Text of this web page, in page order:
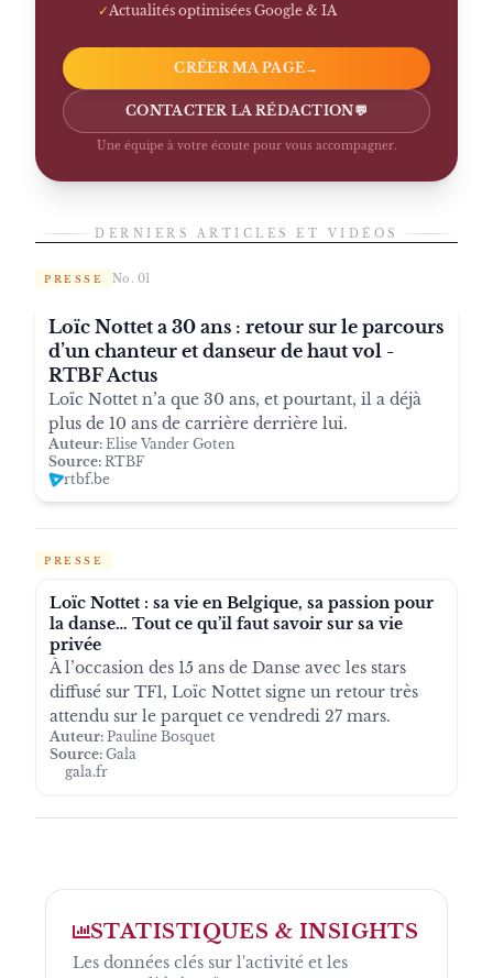
✓ Actualités optimisées Google & IA
CRÉER MA PAGE→
CONTACTER LA RÉDACTION💬
Une équipe à votre écoute pour vous accompagner.
DERNIERS ARTICLES ET VIDÉOS
PRESSE No. 01
Loïc Nottet a 30 ans : retour sur le parcours
d’un chanteur et danseur de haut vol -
RTBF Actus
Loïc Nottet n’a que 30 ans, et pourtant, il a déjà
plus de 10 ans de carrière derrière lui.
Auteur: Elise Vander Goten
Source: RTBF
rtbf.be
PRESSE
Loïc Nottet : sa vie en Belgique, sa passion pour
la danse… Tout ce qu’il faut savoir sur sa vie
privée
À l’occasion des 15 ans de Danse avec les stars
diffusé sur TF1, Loïc Nottet signe un retour très
attendu sur le parquet ce vendredi 27 mars.
Auteur: Pauline Bosquet
Source: Gala
gala.fr
STATISTIQUES & INSIGHTS
Les données clés sur l'activité et les